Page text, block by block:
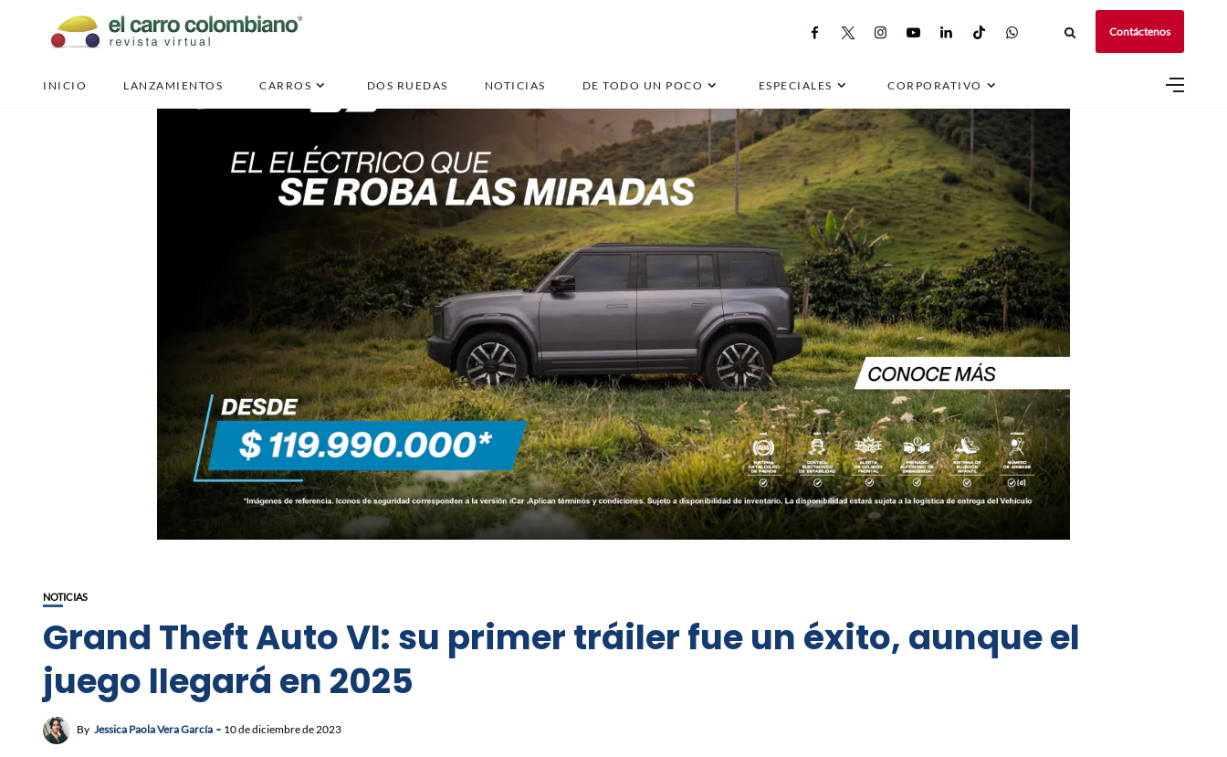
Contáctenos
INICIO LANZAMIENTOS CARROS DOS RUEDAS NOTICIAS DE TODO UN POCO ESPECIALES CORPORATIVO
NOTICIAS
Grand Theft Auto VI: su primer tráiler fue un éxito, aunque el
juego llegará en 2025
By Jessica Paola Vera García 10 de diciembre de 2023